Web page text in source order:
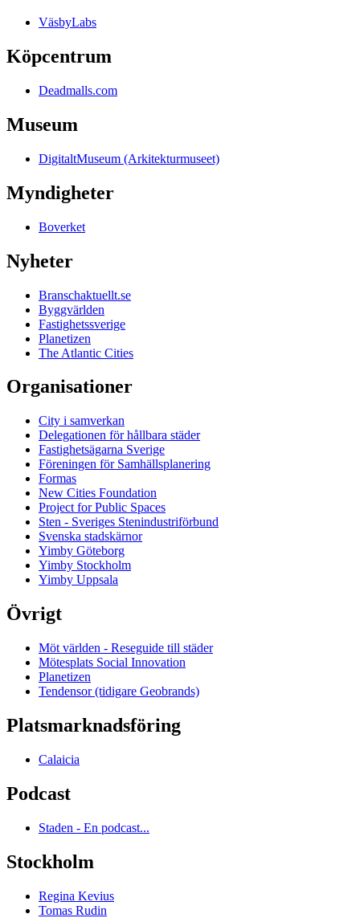
VäsbyLabs
Köpcentrum
Deadmalls.com
Museum
DigitaltMuseum (Arkitekturmuseet)
Myndigheter
Boverket
Nyheter
Branschaktuellt.se
Byggvärlden
Fastighetssverige
Planetizen
The Atlantic Cities
Organisationer
City i samverkan
Delegationen för hållbara städer
Fastighetsägarna Sverige
Föreningen för Samhällsplanering
Formas
New Cities Foundation
Project for Public Spaces
Sten - Sveriges Stenindustriförbund
Svenska stadskärnor
Yimby Göteborg
Yimby Stockholm
Yimby Uppsala
Övrigt
Möt världen - Reseguide till städer
Mötesplats Social Innovation
Planetizen
Tendensor (tidigare Geobrands)
Platsmarknadsföring
Calaicia
Podcast
Staden - En podcast...
Stockholm
Regina Kevius
Tomas Rudin